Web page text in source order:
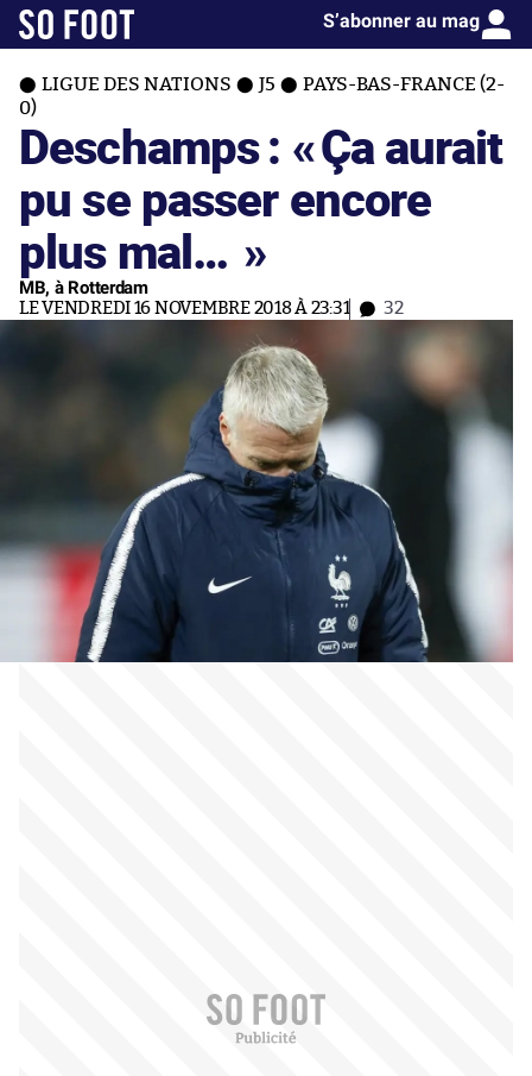
S’abonner au mag
LIGUE DES NATIONS J5
PAYS-BAS-FRANCE (2-
0)
Deschamps : «Ça aurait
pu se passer encore
plus mal… »
MB, à Rotterdam
LE VENDREDI 16 NOVEMBRE 2018 À 23:31 32